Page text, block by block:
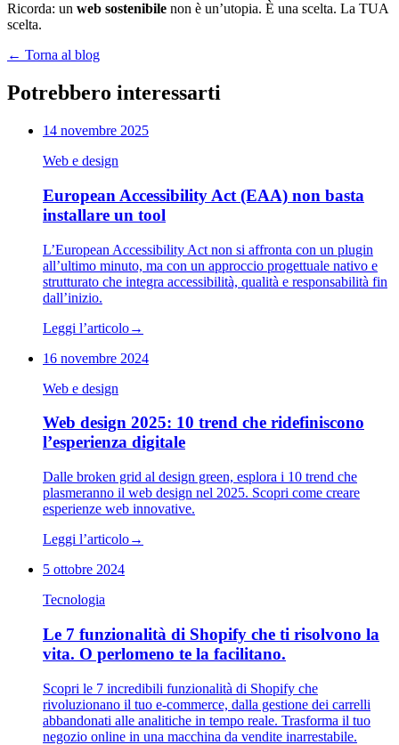
Ricorda: un web sostenibile non è un’utopia. È una scelta. La TUA
scelta.
← Torna al blog
Potrebbero interessarti
14 novembre 2025
Web e design
European Accessibility Act (EAA) non basta
installare un tool
L’European Accessibility Act non si affronta con un plugin
all’ultimo minuto, ma con un approccio progettuale nativo e
strutturato che integra accessibilità, qualità e responsabilità fin
dall’inizio.
Leggi l’articolo→
16 novembre 2024
Web e design
Web design 2025: 10 trend che ridefiniscono
l’esperienza digitale
Dalle broken grid al design green, esplora i 10 trend che
plasmeranno il web design nel 2025. Scopri come creare
esperienze web innovative.
Leggi l’articolo→
5 ottobre 2024
Tecnologia
Le 7 funzionalità di Shopify che ti risolvono la
vita. O perlomeno te la facilitano.
Scopri le 7 incredibili funzionalità di Shopify che
rivoluzionano il tuo e-commerce, dalla gestione dei carrelli
abbandonati alle analitiche in tempo reale. Trasforma il tuo
negozio online in una macchina da vendite inarrestabile.